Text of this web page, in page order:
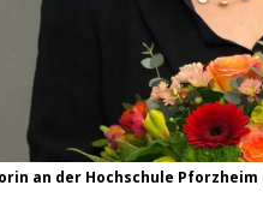
an der Hochschule